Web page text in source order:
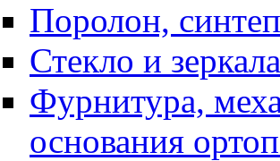
Поролон,
Стекло и зеркала
Фурнитура,
основания